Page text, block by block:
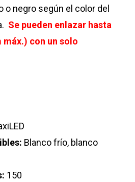
o negro según el color del
Se pueden enlazar hasta
máx.) con un solo
Blanco frío, blanco
150